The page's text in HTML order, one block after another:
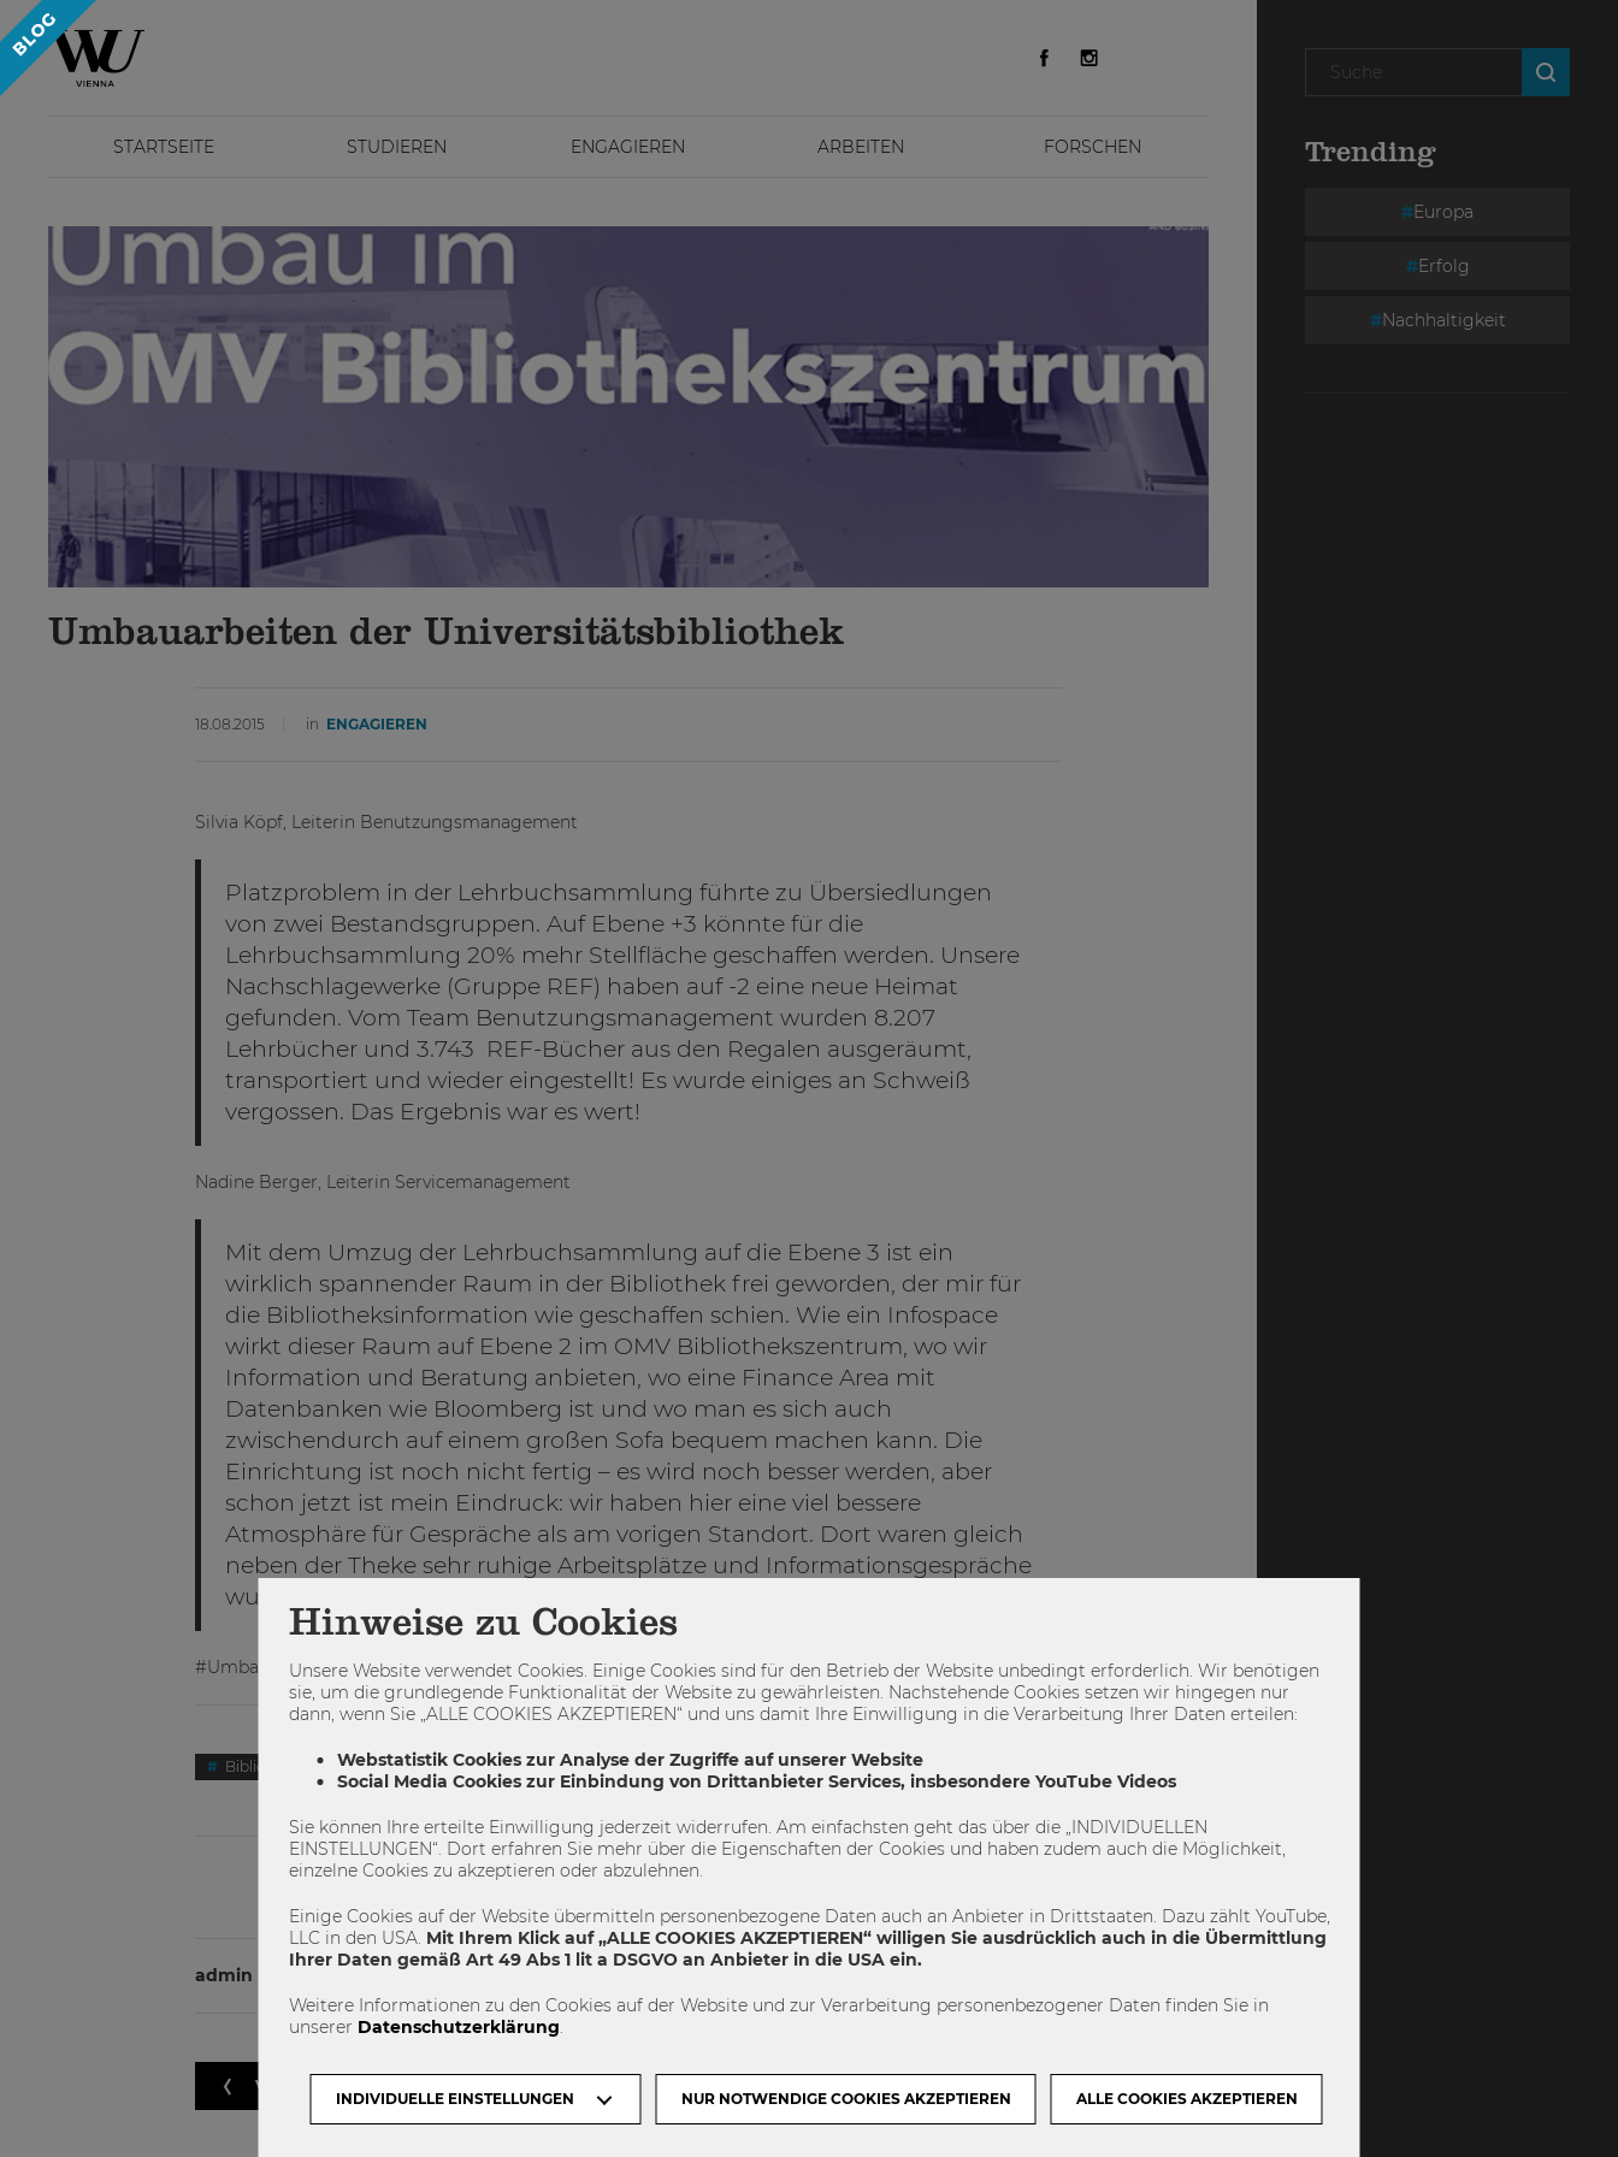
STARTSEITE STUDIEREN ENGAGIEREN ARBEITEN FORSCHEN Trending
Europa
Erfolg
Nachhaltigkeit
Umbauarbeiten der Universitätsbibliothek
18.08.2015 in ENGAGIEREN
Silvia Köpf, Leiterin Benutzungsmanagement
Platzproblem in der Lehrbuchsammlung führte zu Übersiedlungen
von zwei Bestandsgruppen. Auf Ebene +3 könnte für die
Lehrbuchsammlung 20% mehr Stellfläche geschaffen werden. Unsere
Nachschlagewerke (Gruppe REF) haben auf -2 eine neue Heimat
gefunden. Vom Team Benutzungsmanagement wurden 8.207
Lehrbücher und 3.743 REF-Bücher aus den Regalen ausgeräumt,
transportiert und wieder eingestellt! Es wurde einiges an Schweiß
vergossen. Das Ergebnis war es wert!
Nadine Berger, Leiterin Servicemanagement
Mit dem Umzug der Lehrbuchsammlung auf die Ebene 3 ist ein
wirklich spannender Raum in der Bibliothek frei geworden, der mir für
die Bibliotheksinformation wie geschaffen schien. Wie ein Infospace
wirkt dieser Raum auf Ebene 2 im OMV Bibliothekszentrum, wo wir
Information und Beratung anbieten, wo eine Finance Area mit
Datenbanken wie Bloomberg ist und wo man es sich auch
zwischendurch auf einem großen Sofa bequem machen kann. Die
Einrichtung ist noch nicht fertig – es wird noch besser werden, aber
schon jetzt ist mein Eindruck: wir haben hier eine viel bessere
Atmosphäre für Gespräche als am vorigen Standort. Dort waren gleich
neben der Theke sehr ruhige Arbeitsplätze und Informationsgespräche
wurden als störend empfunden, der neue Raum ist für Gespräche da!
#Umbau #Bibliothek #WU #Lehrbuchsammlung #Infospace
Bibliothek Infospace Lehrbuchsammlung Umbau WU
admin
VORHERIGER ARTIKEL
Hinweise zu Cookies
Unsere Website verwendet Cookies. Einige Cookies sind für den Betrieb der Website unbedingt erforderlich. Wir benötigen
sie, um die grundlegende Funktionalität der Website zu gewährleisten. Nachstehende Cookies setzen wir hingegen nur
dann, wenn Sie „ALLE COOKIES AKZEPTIEREN“ und uns damit Ihre Einwilligung in die Verarbeitung Ihrer Daten erteilen:
Webstatistik Cookies zur Analyse der Zugriffe auf unserer Website
Social Media Cookies zur Einbindung von Drittanbieter Services, insbesondere YouTube Videos
Sie können Ihre erteilte Einwilligung jederzeit widerrufen. Am einfachsten geht das über die „INDIVIDUELLEN
EINSTELLUNGEN“. Dort erfahren Sie mehr über die Eigenschaften der Cookies und haben zudem auch die Möglichkeit,
einzelne Cookies zu akzeptieren oder abzulehnen.
Einige Cookies auf der Website übermitteln personenbezogene Daten auch an Anbieter in Drittstaaten. Dazu zählt YouTube,
LLC in den USA. Mit Ihrem Klick auf „ALLE COOKIES AKZEPTIEREN“ willigen Sie ausdrücklich auch in die Übermittlung
Ihrer Daten gemäß Art 49 Abs 1 lit a DSGVO an Anbieter in die USA ein.
Weitere Informationen zu den Cookies auf der Website und zur Verarbeitung personenbezogener Daten finden Sie in
unserer Datenschutzerklärung
INDIVIDUELLE EINSTELLUNGEN NUR NOTWENDIGE COOKIES AKZEPTIEREN ALLE COOKIES AKZEPTIEREN